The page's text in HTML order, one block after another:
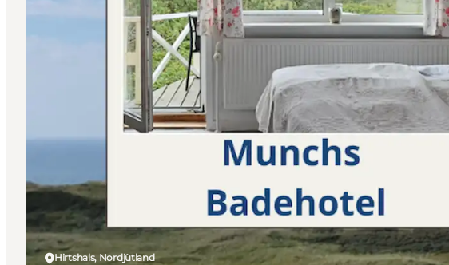
Hirtshals, Nordjütland